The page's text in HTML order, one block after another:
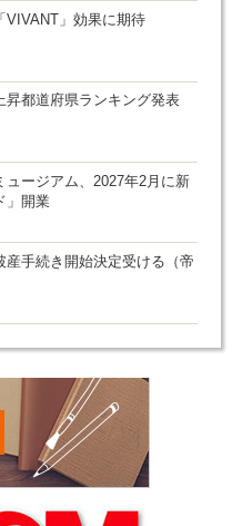
VIVANT」効果に期待
昇都道府県ランキング発表
ージアム、2027年2月に新
」開業
手続き開始決定受ける（帝